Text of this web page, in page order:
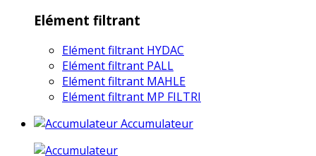
Elément filtrant
Elément filtrant HYDAC
Elément filtrant PALL
Elément filtrant MAHLE
Elément filtrant MP FILTRI
Accumulateur